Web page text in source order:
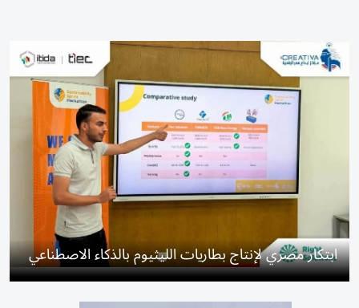
ابتكار مصري لإنتاج بطاريات الليثيوم بالذكاء الاصطناعي